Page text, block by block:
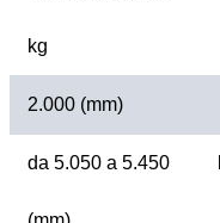
kg
2.000 (mm)
da 5.050 a 5.450